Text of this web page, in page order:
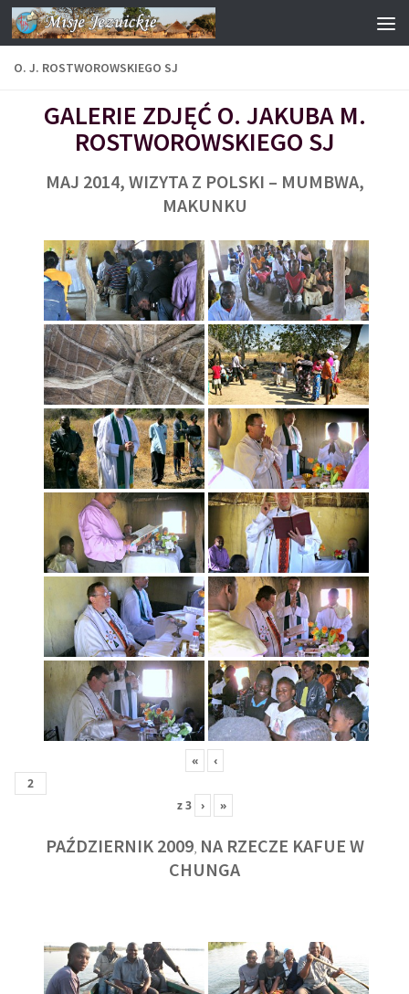
Przejdź do treści
O. J. ROSTWOROWSKIEGO SJ
GALERIE ZDJĘĆ O. JAKUBA M.
ROSTWOROWSKIEGO SJ
MAJ 2014, WIZYTA Z POLSKI – MUMBWA,
MAKUNKU
« ‹
z3 › »
PAŹDZIERNIK 2009, NA RZECZE KAFUE W
CHUNGA